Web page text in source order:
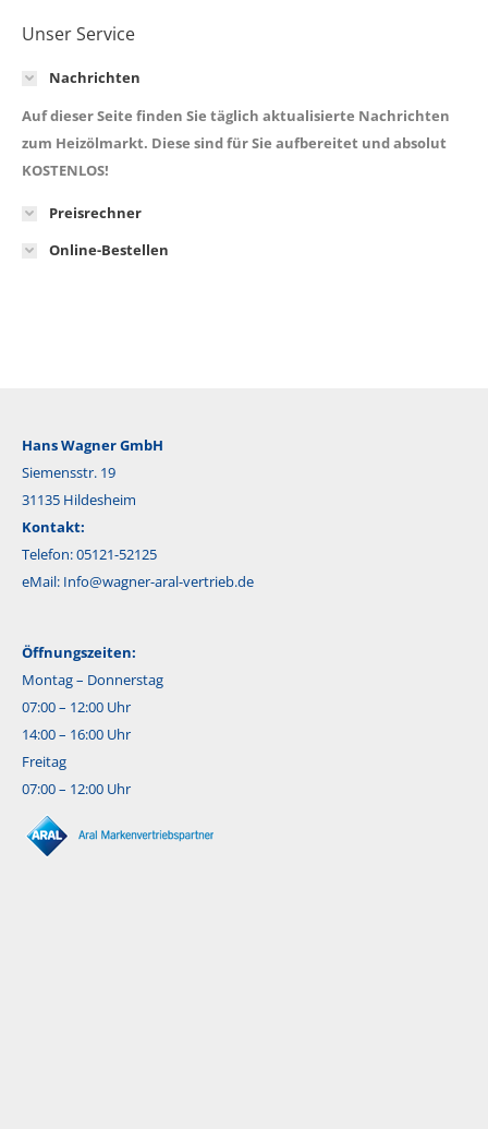
Unser Service
Nachrichten
Auf dieser Seite finden Sie täglich aktualisierte Nachrichten
zum Heizölmarkt. Diese sind für Sie aufbereitet und absolut
KOSTENLOS!
Preisrechner
Online-Bestellen
Hans Wagner GmbH
Siemensstr. 19
31135 Hildesheim
Kontakt:
Telefon: 05121-52125
eMail: Info@wagner-aral-vertrieb.de
Öffnungszeiten:
Montag – Donnerstag
07:00 – 12:00 Uhr
14:00 – 16:00 Uhr
Freitag
07:00 – 12:00 Uhr